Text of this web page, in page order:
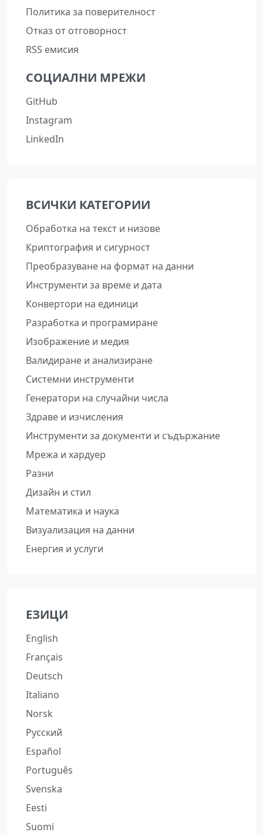
Политика за поверителност
Отказ от отговорност
RSS емисия
СОЦИАЛНИ МРЕЖИ
GitHub
Instagram
LinkedIn
ВСИЧКИ КАТЕГОРИИ
Обработка на текст и низове
Криптография и сигурност
Преобразуване на формат на данни
Инструменти за време и дата
Конвертори на единици
Разработка и програмиране
Изображение и медия
Валидиране и анализиране
Системни инструменти
Генератори на случайни числа
Здраве и изчисления
Инструменти за документи и съдържание
Мрежа и хардуер
Разни
Дизайн и стил
Математика и наука
Визуализация на данни
Енергия и услуги
ЕЗИЦИ
English
Français
Deutsch
Italiano
Norsk
Русский
Español
Português
Svenska
Eesti
Suomi